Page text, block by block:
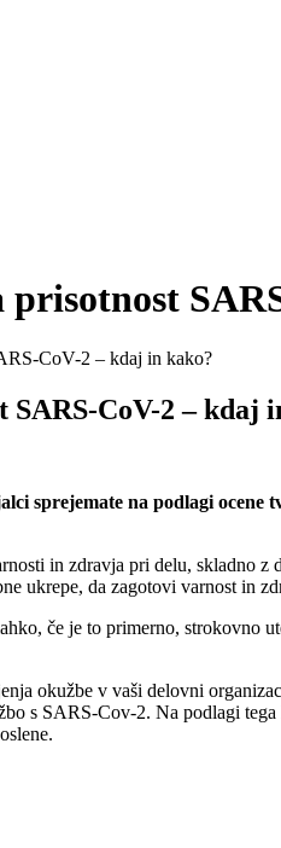
CoV-2 – kdaj in kako?
CoV-2 – kdaj
sprejemate na podlagi
in zdravja pri delu,
ukrepe, da zagotovi varnost in
če je to primerno, strokovno
okužbe v vaši delovni
s SARS-Cov-2. Na podlagi